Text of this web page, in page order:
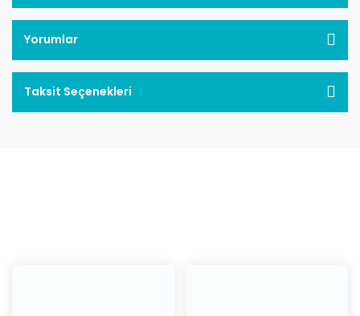
Yorumlar
Taksit Seçenekleri